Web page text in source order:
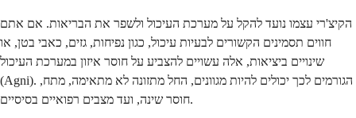
הקיצ'רי עצמו נועד להקל על מערכת העיכול ולשפר את הבריאות. אם אתם
חווים תסמינים הקשורים לבעיות עיכול, כגון נפיחות, גזים, כאבי בטן, או
שינויים ביציאות, אלה עשויים להצביע על חוסר איזון במערכת העיכול
(Agni). הגורמים לכך יכולים להיות מגוונים, החל מתזונה לא מתאימה, מתח,
חוסר שינה, ועד מצבים רפואיים בסיסיים.